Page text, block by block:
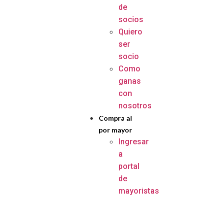
de
socios
Quiero
ser
socio
Como
ganas
con
nosotros
Compra al
por mayor
Ingresar
a
portal
de
mayoristas